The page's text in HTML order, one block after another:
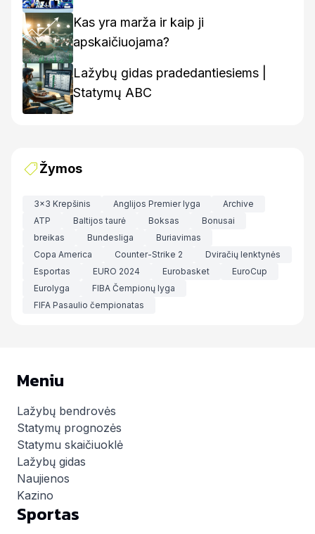
Kas yra marža ir kaip ji
apskaičiuojama?
Lažybų gidas pradedantiesiems |
Statymų ABC
Žymos
3x3 Krepšinis Anglijos Premier lyga
Archive
ATP
Baltijos taurė Boksas
Bonusai
breikas
Bundesliga
Buriavimas
Copa America
Counter-Strike 2
Dviračių lenktynės
Esportas
EURO 2024 Eurobasket
EuroCup
Eurolyga
FIBA Čempionų lyga
FIFA Pasaulio čempionatas
Meniu
Lažybų bendrovės
Statymų prognozės
Statymu skaičiuoklė
Lažybų gidas
Naujienos
Kazino
Sportas